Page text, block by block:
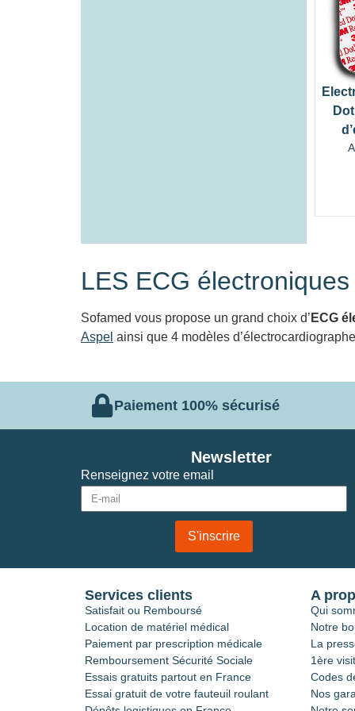
LES ECG électroniques
Sofamed vous propose un grand choix d’ ECG
Aspel ainsi que 4 modèles
Paiement 100% sécurisé
Renseignez votre email
S'inscrire
Newsletter
Services clients
Satisfait ou Remboursé
Location de matériel médical
Paiement par prescription médicale
Remboursement Sécurité Sociale
Essais gratuits partout en France
Essai gratuit de votre fauteuil roulant
A
Qui
Notre
La
1ère
Codes
Nos